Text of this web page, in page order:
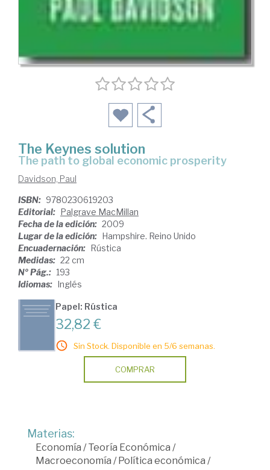
The Keynes solution
the path to global economic prosperity
Davidson, Paul
ISBN: 9780230619203
Editorial: Palgrave MacMillan
Fecha de la edición: 2009
Lugar de la edición: Hampshire. Reino Unido
Encuadernación: Rústica
Medidas: 22 cm
Nº Pág.: 193
Idiomas: Inglés
Papel: Rústica
32,82 €
Sin Stock. Disponible en 5/6 semanas.
COMPRAR
Materias:
Economía /Teoría Económica /
Macroeconomía /Política económica /